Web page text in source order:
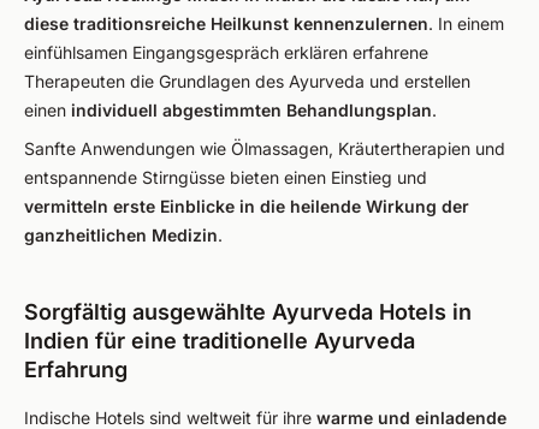
diese traditionsreiche Heilkunst kennenzulernen. In einem
einfühlsamen Eingangsgespräch erklären erfahrene
Therapeuten die Grundlagen des Ayurveda und erstellen
einen individuell abgestimmten Behandlungsplan.
Sanfte Anwendungen wie Ölmassagen, Kräutertherapien und
entspannende Stirngüsse bieten einen Einstieg und
vermitteln erste Einblicke in die heilende Wirkung der
ganzheitlichen Medizin.
Sorgfältig ausgewählte Ayurveda Hotels in
Indien für eine traditionelle Ayurveda
Erfahrung
Indische Hotels sind weltweit für ihre warme und einladende